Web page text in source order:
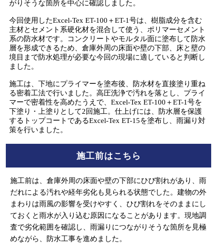
がりそうな箇所を中心に確認しました。
今回使用したExcel-Tex ET-100＋ET-1号は、樹脂成分を含む
主材とセメント系硬化材を混合して使う、ポリマーセメント
系の防水材です。コンクリートやモルタル面に塗布して防水
層を形成できるため、倉庫外周の床面や壁の下部、床と壁の
境目まで防水処理が必要な今回の現場に適していると判断し
ました。
施工は、下地にプライマーを塗布後、防水材を直接塗り重ね
る密着工法で行いました。高圧洗浄で汚れを落とし、プライ
マーで密着性を高めたうえで、Excel-Tex ET-100＋ET-1号を
下塗り・上塗りとして2回施工。仕上げには、防水層を保護
するトップコートであるExcel-Tex ET-15を塗布し、雨漏り対
策を行いました。
施工前はこちら
施工前は、倉庫外周の床面や壁の下部にひび割れがあり、雨
だれによる汚れや経年劣化も見られる状態でした。建物の外
まわりは雨風の影響を受けやすく、ひび割れをそのままにし
ておくと雨水が入り込む原因になることがあります。現地調
査で劣化範囲を確認し、雨漏りにつながりそうな箇所を見極
めながら、防水工事を進めました。